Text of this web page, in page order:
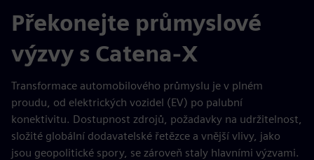
Překonejte průmyslové
výzvy s Catena-X
Transformace automobilového průmyslu je v plném
proudu, od elektrických vozidel (EV) po palubní
konektivitu. Dostupnost zdrojů, požadavky na udržitelnost,
složité globální dodavatelské řetězce a vnější vlivy, jako
jsou geopolitické spory, se zároveň staly hlavními výzvami.